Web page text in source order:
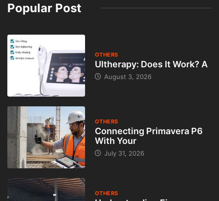
Popular Post
OTHERS
Ultherapy: Does It Work? A
August 3, 2026
OTHERS
Connecting Primavera P6
With Your
July 31, 2026
OTHERS